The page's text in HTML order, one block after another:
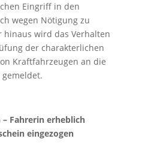
Eingriff in den
wegen Nötigung zu
wird das Verhalten
der charakterlichen
Kraftfahrzeugen an die
Fahrerin erheblich
eingezogen